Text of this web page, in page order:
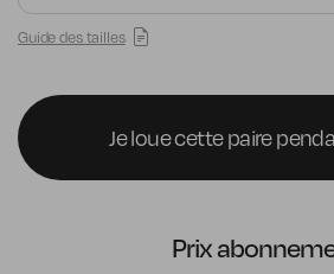
Guide des tailles
Je loue cette paire
Prix